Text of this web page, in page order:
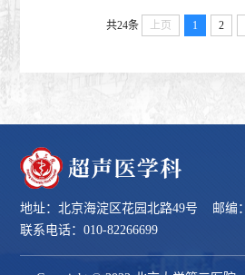
共24条 上页 1 2
地址：北京海淀区花园北路49号 邮编
联系电话：010-82266699